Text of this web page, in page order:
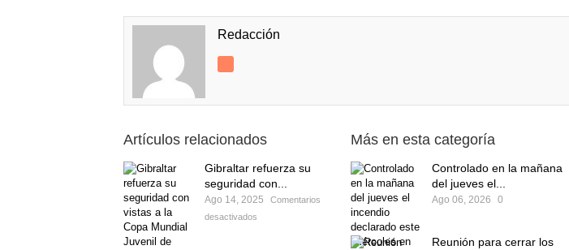
Redacción
Artículos relacionados
Gibraltar refuerza su
seguridad con...
Ago 14, 2025
Comentarios
desactivados
Más en esta categoría
Controlado en la mañana
del jueves el...
Ago 06, 2026 0
Reunión para cerrar los